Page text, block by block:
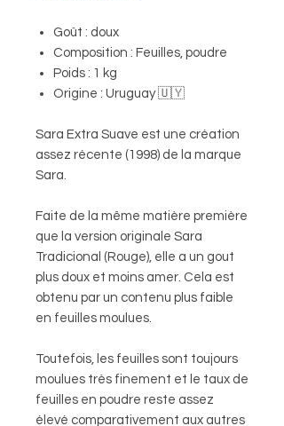
Goût : doux
Composition : Feuilles, poudre
Poids : 1 kg
Origine : Uruguay 🇺🇾
Sara Extra Suave est une création
assez récente (1998) de la marque
Sara.
Faite de la même matière première
que la version originale Sara
Tradicional (Rouge), elle a un gout
plus doux et moins amer. Cela est
obtenu par un contenu plus faible
en feuilles moulues.
Toutefois, les feuilles sont toujours
moulues très finement et le taux de
feuilles en poudre reste assez
élevé comparativement aux autres